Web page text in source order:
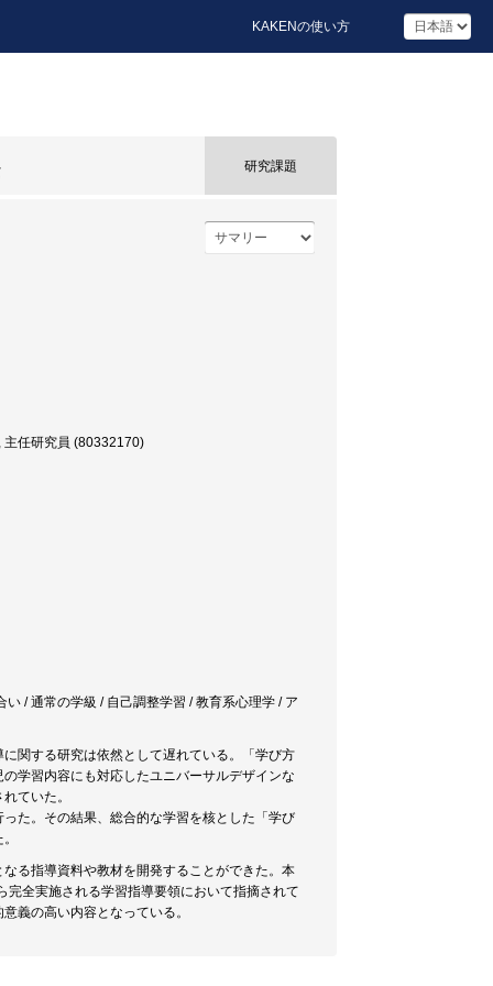
KAKENの使い方
研究課題
主任研究員 (80332170)
/ 通常の学級 / 自己調整学習 / 教育系心理学 / ア
関する研究は依然として遅れている。「学び方
学習内容にも対応したユニバーサルデザインな
ていた。
た。その結果、総合的な学習を核とした「学び
る指導資料や教材を開発することができた。本
全実施される学習指導要領において指摘されて
義の高い内容となっている。